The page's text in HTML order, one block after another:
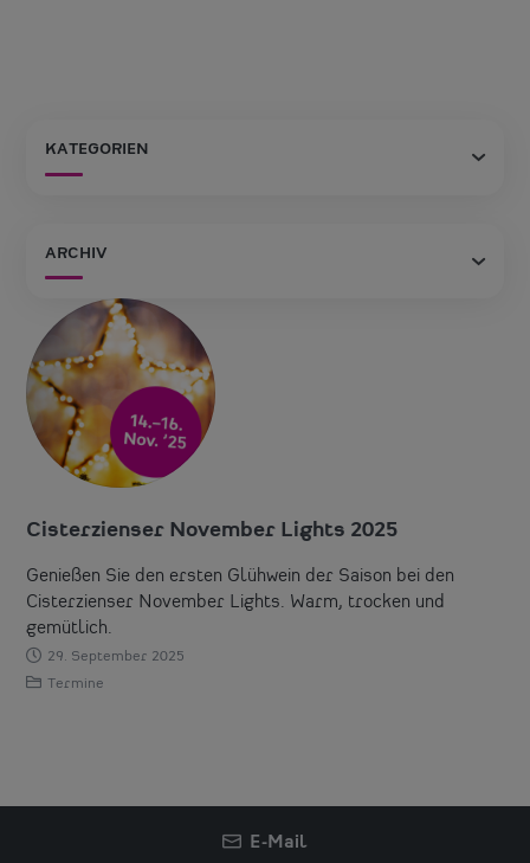
Cisterzienser November Lights 2025
Genießen Sie den ersten Glühwein der Saison bei den
Cisterzienser November Lights. Warm, trocken und
gemütlich.
29. September 2025
Termine
KATEGORIEN
ARCHIV
E-Mail